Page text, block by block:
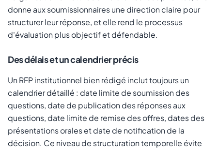
donne aux soumissionnaires une direction claire pour
structurer leur réponse, et elle rend le processus
d'évaluation plus objectif et défendable.
Des délais et un calendrier précis
Un RFP institutionnel bien rédigé inclut toujours un
calendrier détaillé : date limite de soumission des
questions, date de publication des réponses aux
questions, date limite de remise des offres, dates des
présentations orales et date de notification de la
décision. Ce niveau de structuration temporelle évite